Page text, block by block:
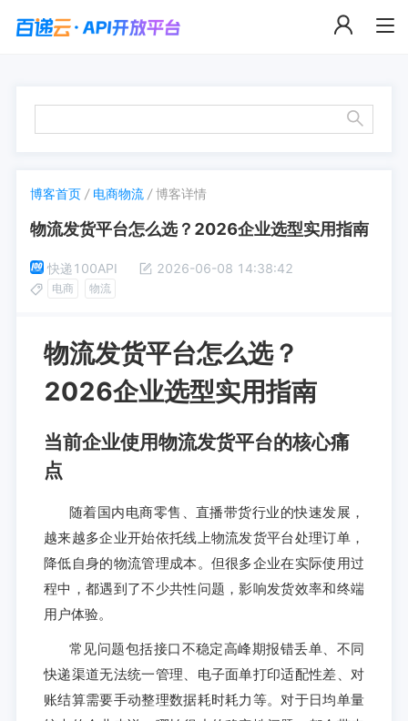
博客首页 / 电商物流 /博客详情
物流发货平台怎么选？2026企业选型实用指南
快递100API 2026-06-08 14:38:42
电商 物流
物流发货平台怎么选？
2026企业选型实用指南
当前企业使用物流发货平台的核心痛
点
随着国内电商零售、直播带货行业的快速发展，
越来越多企业开始依托线上物流发货平台处理订单，
降低自身的物流管理成本。但很多企业在实际使用过
程中，都遇到了不少共性问题，影响发货效率和终端
用户体验。
常见问题包括接口不稳定高峰期报错丢单、不同
快递渠道无法统一管理、电子面单打印适配性差、对
账结算需要手动整理数据耗时耗力等。对于日均单量